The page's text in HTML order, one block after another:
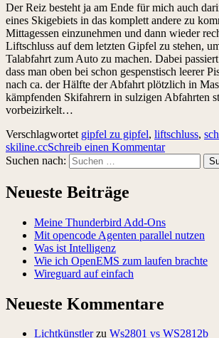
Der Reiz besteht ja am Ende für mich auch
eines Skigebiets in das komplett andere zu
Mittagessen einzunehmen und dann wieder
Liftschluss auf dem letzten Gipfel zu stehen,
Talabfahrt zum Auto zu machen. Dabei
dass man oben bei schon gespenstisch leerer
nach ca. der Hälfte der Abfahrt plötzlich in
kämpfenden Skifahrern in sulzigen Abfahrten
vorbeizirkelt…
Verschlagwortet gipfel zu gipfel, liftschluss,
skiline.ccSchreib einen Kommentar
Suchen nach:
Neueste Beiträge
Meine Thunderbird Add-Ons
Mit opencode Agenten parallel nutzen
Was ist Intelligenz
Wie ich OpenEMS zum laufen brachte
Wireguard auf einfach
Neueste Kommentare
Lichtkünstlerzu Ws2801 vs WS2812b